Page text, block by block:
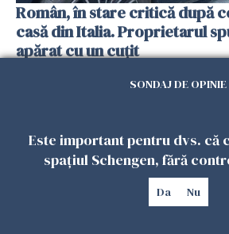
Român, în stare critică după
casă din Italia. Proprietarul
apărat cu un cuțit
SONDAJ DE OPINIE
Este important pentru dvs. că
spațiul Schengen, fără
Da Nu